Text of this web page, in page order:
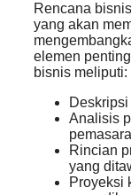
Rencana
yang akan
elemen
bisnis meliputi:
Analisis
Rincian
yang
Proyeksi